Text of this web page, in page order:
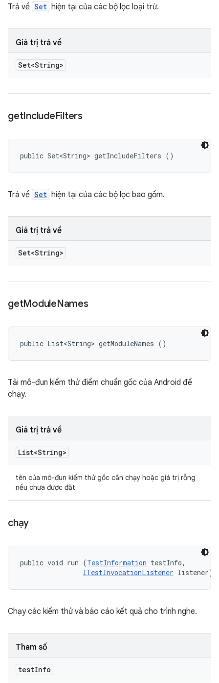
Trả về Set hiện tại của các bộ lọc loại trừ.
Giá trị trả về
Set<String>
getIncludeFilters
public Set<String> getIncludeFilters ()
Trả về Set hiện tại của các bộ lọc bao gồm.
Giá trị trả về
Set<String>
getModuleNames
public List<String> getModuleNames ()
Tải mô-đun kiểm thử điểm chuẩn gốc của Android để
chạy.
Giá trị trả về
List<String>
tên của mô-đun kiểm thử gốc cần chạy hoặc giá trị rỗng
nếu chưa được đặt
chạy
public void run (TestInformation testInfo,
ITestInvocationListener listener)
Chạy các kiểm thử và báo cáo kết quả cho trình nghe.
Tham số
testInfo